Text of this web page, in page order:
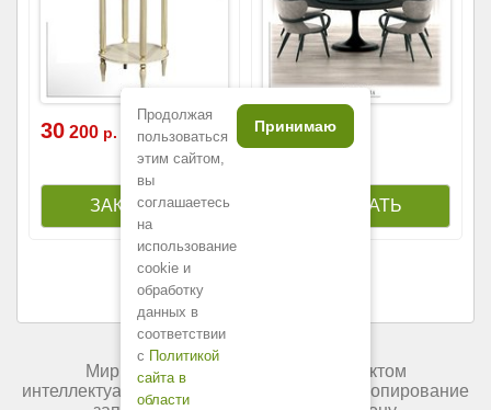
30 200 р. 269 000р.
Мир мебели России является объектом
интеллектуальной собственности. Любое копирование
Продолжая
пользоваться
этим сайтом,
вы
соглашаетесь
на
использование
cookie и
обработку
данных в
соответствии
с Политикой
сайта в
области
Принимаю